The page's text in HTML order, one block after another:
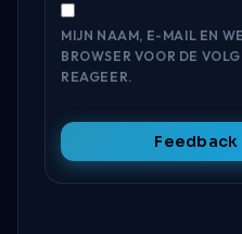
MIJN NAAM, E-MAIL EN
BROWSER VOOR DE
REAGEER.